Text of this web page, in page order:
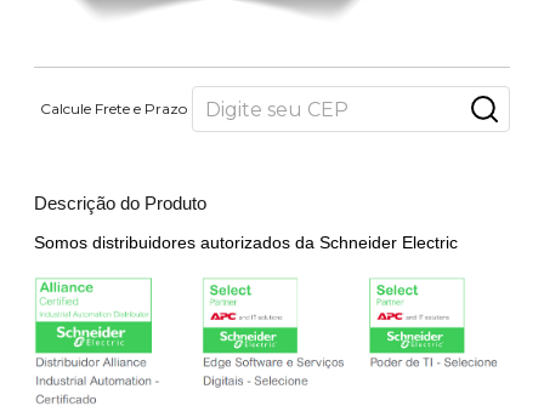
Calcule Frete e Prazo
Descrição do Produto
Somos distribuidores autorizados da Schneider Electric